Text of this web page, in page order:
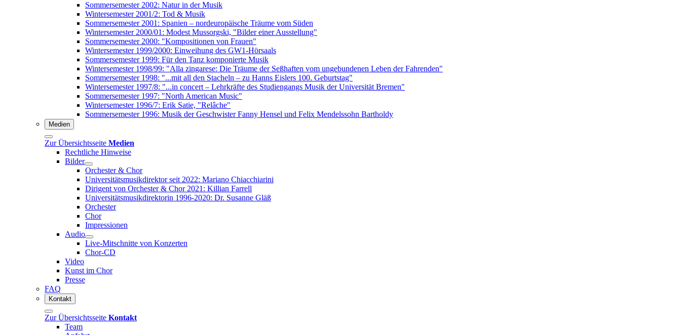
Sommersemester 2002: Natur in der Musik
Wintersemester 2001/2: Tod & Musik
Sommersemester 2001: Spanien – nordeuropäische Träume vom Süden
Wintersemester 2000/01: Modest Mussorgski, "Bilder einer Ausstellung"
Sommersemester 2000: "Kompositionen von Frauen"
Wintersemester 1999/2000: Einweihung des GW1-Hörsaals
Sommersemester 1999: Für den Tanz komponierte Musik
Wintersemester 1998/99: "Alla zingarese: Die Träume der Seßhaften vom ungebundenen Leben der Fahrenden"
Sommersemester 1998: "...mit all den Stacheln – zu Hanns Eislers 100. Geburtstag"
Wintersemester 1997/8: "...in concert – Lehrkräfte des Studiengangs Musik der Universität Bremen"
Sommersemester 1997: "North American Music"
Wintersemester 1996/7: Erik Satie, "Relâche"
Sommersemester 1996: Musik der Geschwister Fanny Hensel und Felix Mendelssohn Bartholdy
Medien
Zur Übersichtsseite Medien
Rechtliche Hinweise
Bilder
Orchester & Chor
Universitätsmusikdirektor seit 2022: Mariano Chiacchiarini
Dirigent von Orchester & Chor 2021: Killian Farrell
Universitätsmusikdirektorin 1996-2020: Dr. Susanne Gläß
Orchester
Chor
Impressionen
Audio
Live-Mitschnitte von Konzerten
Chor-CD
Video
Kunst im Chor
Presse
FAQ
Kontakt
Zur Übersichtsseite Kontakt
Team